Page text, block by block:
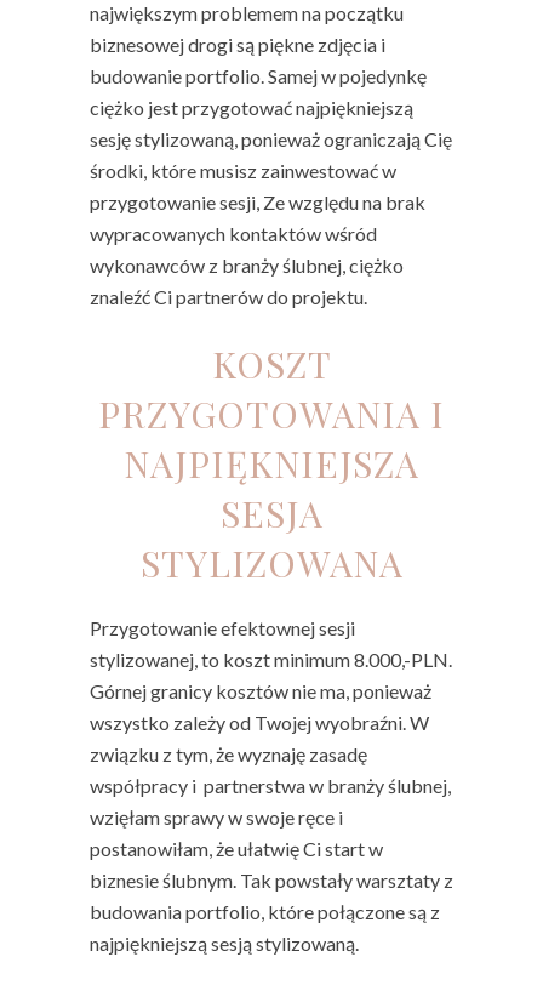
największym problemem na początku
biznesowej drogi są piękne zdjęcia i
budowanie portfolio. Samej w pojedynkę
ciężko jest przygotować najpiękniejszą
sesję stylizowaną, ponieważ ograniczają Cię
środki, które musisz zainwestować w
przygotowanie sesji, Ze względu na brak
wypracowanych kontaktów wśród
wykonawców z branży ślubnej, ciężko
znaleźć Ci partnerów do projektu.
KOSZT
PRZYGOTOWANIA I
NAJPIĘKNIEJSZA
SESJA
STYLIZOWANA
Przygotowanie efektownej sesji
stylizowanej, to koszt minimum 8.000,-PLN.
Górnej granicy kosztów nie ma, ponieważ
wszystko zależy od Twojej wyobraźni. W
związku z tym, że wyznaję zasadę
współpracy i partnerstwa w branży ślubnej,
wzięłam sprawy w swoje ręce i
postanowiłam, że ułatwię Ci start w
biznesie ślubnym. Tak powstały warsztaty z
budowania portfolio, które połączone są z
najpiękniejszą sesją stylizowaną.